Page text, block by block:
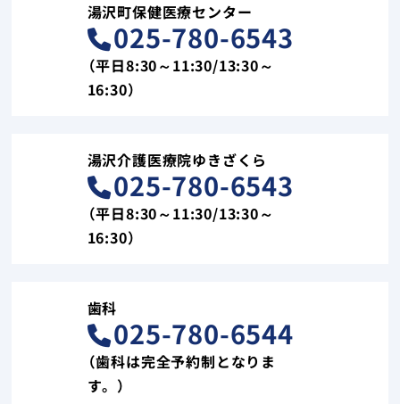
湯沢町保健医療センター
025-780-6543
（平日8:30～11:30/13:30～
16:30）
湯沢介護医療院ゆきざくら
025-780-6543
（平日8:30～11:30/13:30～
16:30）
歯科
025-780-6544
（歯科は完全予約制となりま
す。）